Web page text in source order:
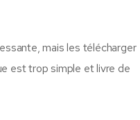
mais les télécharger
est trop simple et livre de